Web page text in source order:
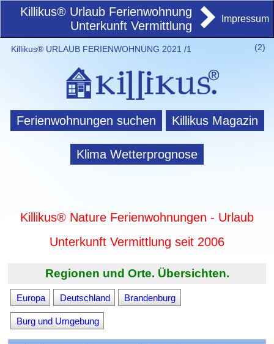
Killikus® Urlaub Ferienwohnung
Unterkunft Vermittlung
Impressum
(2)
Killikus® URLAUB FERIENWOHNUNG 2021 /1
Ferienwohnungen suchen Killikus Magazin
Klima Wetterprognose
Killikus® Nature Ferienwohnungen - Urlaub
Unterkunft Vermittlung seit 2006
Regionen und Orte. Übersichten.
Europa Deutschland Brandenburg
Burg und Umgebung